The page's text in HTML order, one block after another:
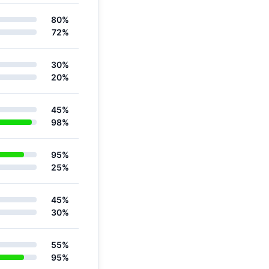
80%
72%
30%
20%
45%
98%
95%
25%
45%
30%
55%
95%